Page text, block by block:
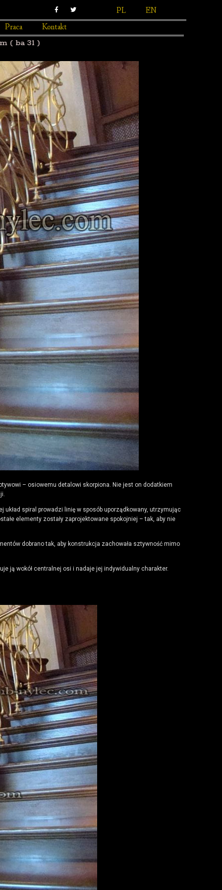
PL
EN
Praca
Kontakt
( ba 31 )
– osiowemu detalowi skorpiona. Nie jest on dodatkiem
spiral prowadzi linię w sposób uporządkowany, utrzymując
elementy zostały zaprojektowane spokojniej – tak, aby nie
dobrano tak, aby konstrukcja zachowała sztywność mimo
ją wokół centralnej osi i nadaje jej indywidualny charakter.